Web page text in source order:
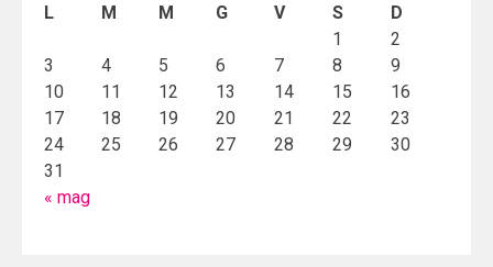
L
M M G V S D
« mag
1
2
3
4 5 6 7 8
9
10
11 12 13 14 15
16
17
18 19 20 21 22
23
24
25 26 27 28 29
30
31